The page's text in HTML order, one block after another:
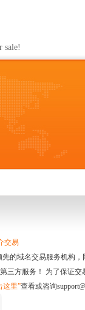
sale!
交易
先的域名交易服务机构
三方服务！ 为了保证
这里”查看或咨询